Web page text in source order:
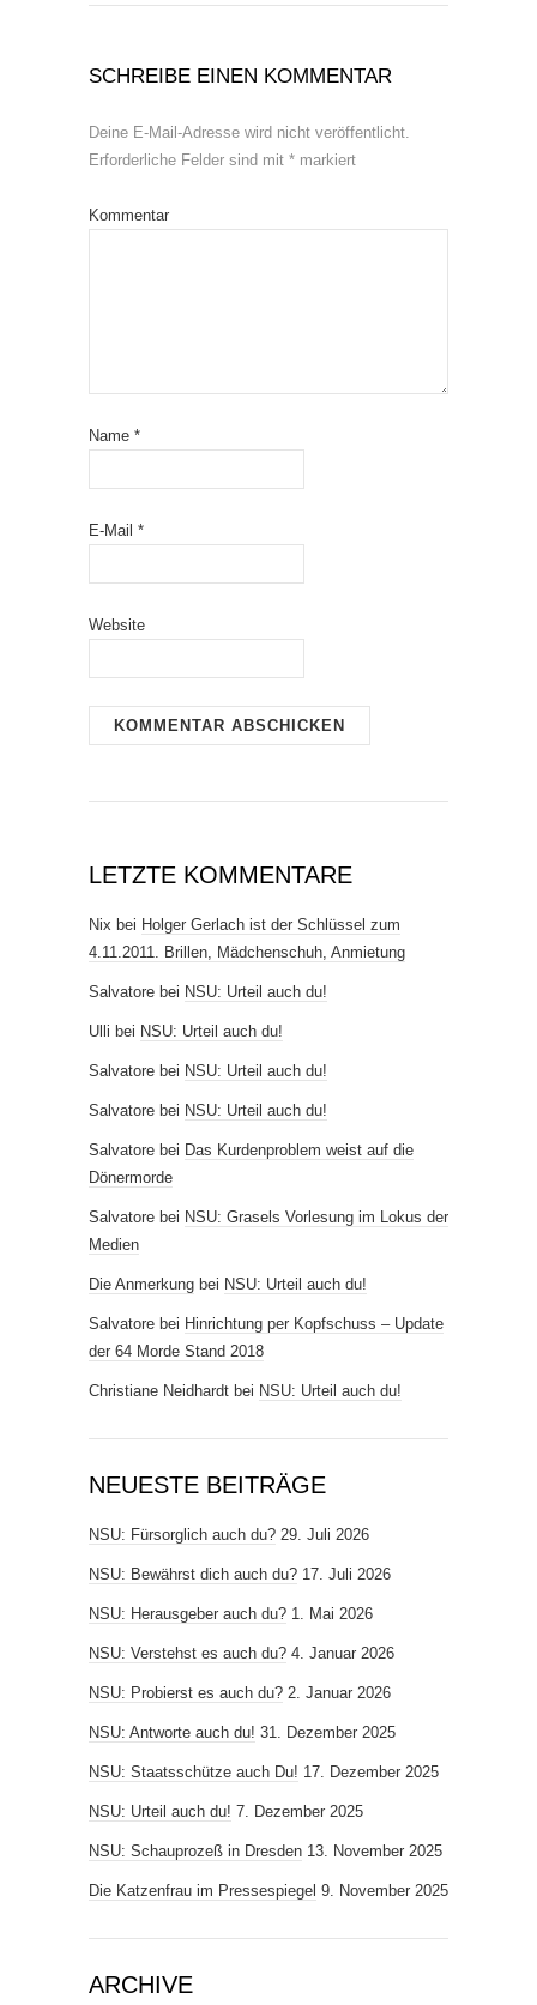
SCHREIBE EINEN KOMMENTAR
Deine E-Mail-Adresse wird nicht veröffentlicht.
Erforderliche Felder sind mit * markiert
Kommentar
Name *
E-Mail *
Website
LETZTE KOMMENTARE
Nix bei Holger Gerlach ist der Schlüssel zum
4.11.2011. Brillen, Mädchenschuh, Anmietung
Salvatore bei NSU: Urteil auch du!
Ulli bei NSU: Urteil auch du!
Salvatore bei NSU: Urteil auch du!
Salvatore bei NSU: Urteil auch du!
Salvatore bei Das Kurdenproblem weist auf die
Dönermorde
Salvatore bei NSU: Grasels Vorlesung im Lokus der
Medien
Die Anmerkung bei NSU: Urteil auch du!
Salvatore bei Hinrichtung per Kopfschuss – Update
der 64 Morde Stand 2018
Christiane Neidhardt bei NSU: Urteil auch du!
NEUESTE BEITRÄGE
NSU: Fürsorglich auch du? 29. Juli 2026
NSU: Bewährst dich auch du? 17. Juli 2026
NSU: Herausgeber auch du? 1. Mai 2026
NSU: Verstehst es auch du? 4. Januar 2026
NSU: Probierst es auch du? 2. Januar 2026
NSU: Antworte auch du! 31. Dezember 2025
NSU: Staatsschütze auch Du! 17. Dezember 2025
NSU: Urteil auch du! 7. Dezember 2025
NSU: Schauprozeß in Dresden 13. November 2025
Die Katzenfrau im Pressespiegel 9. November 2025
ARCHIVE